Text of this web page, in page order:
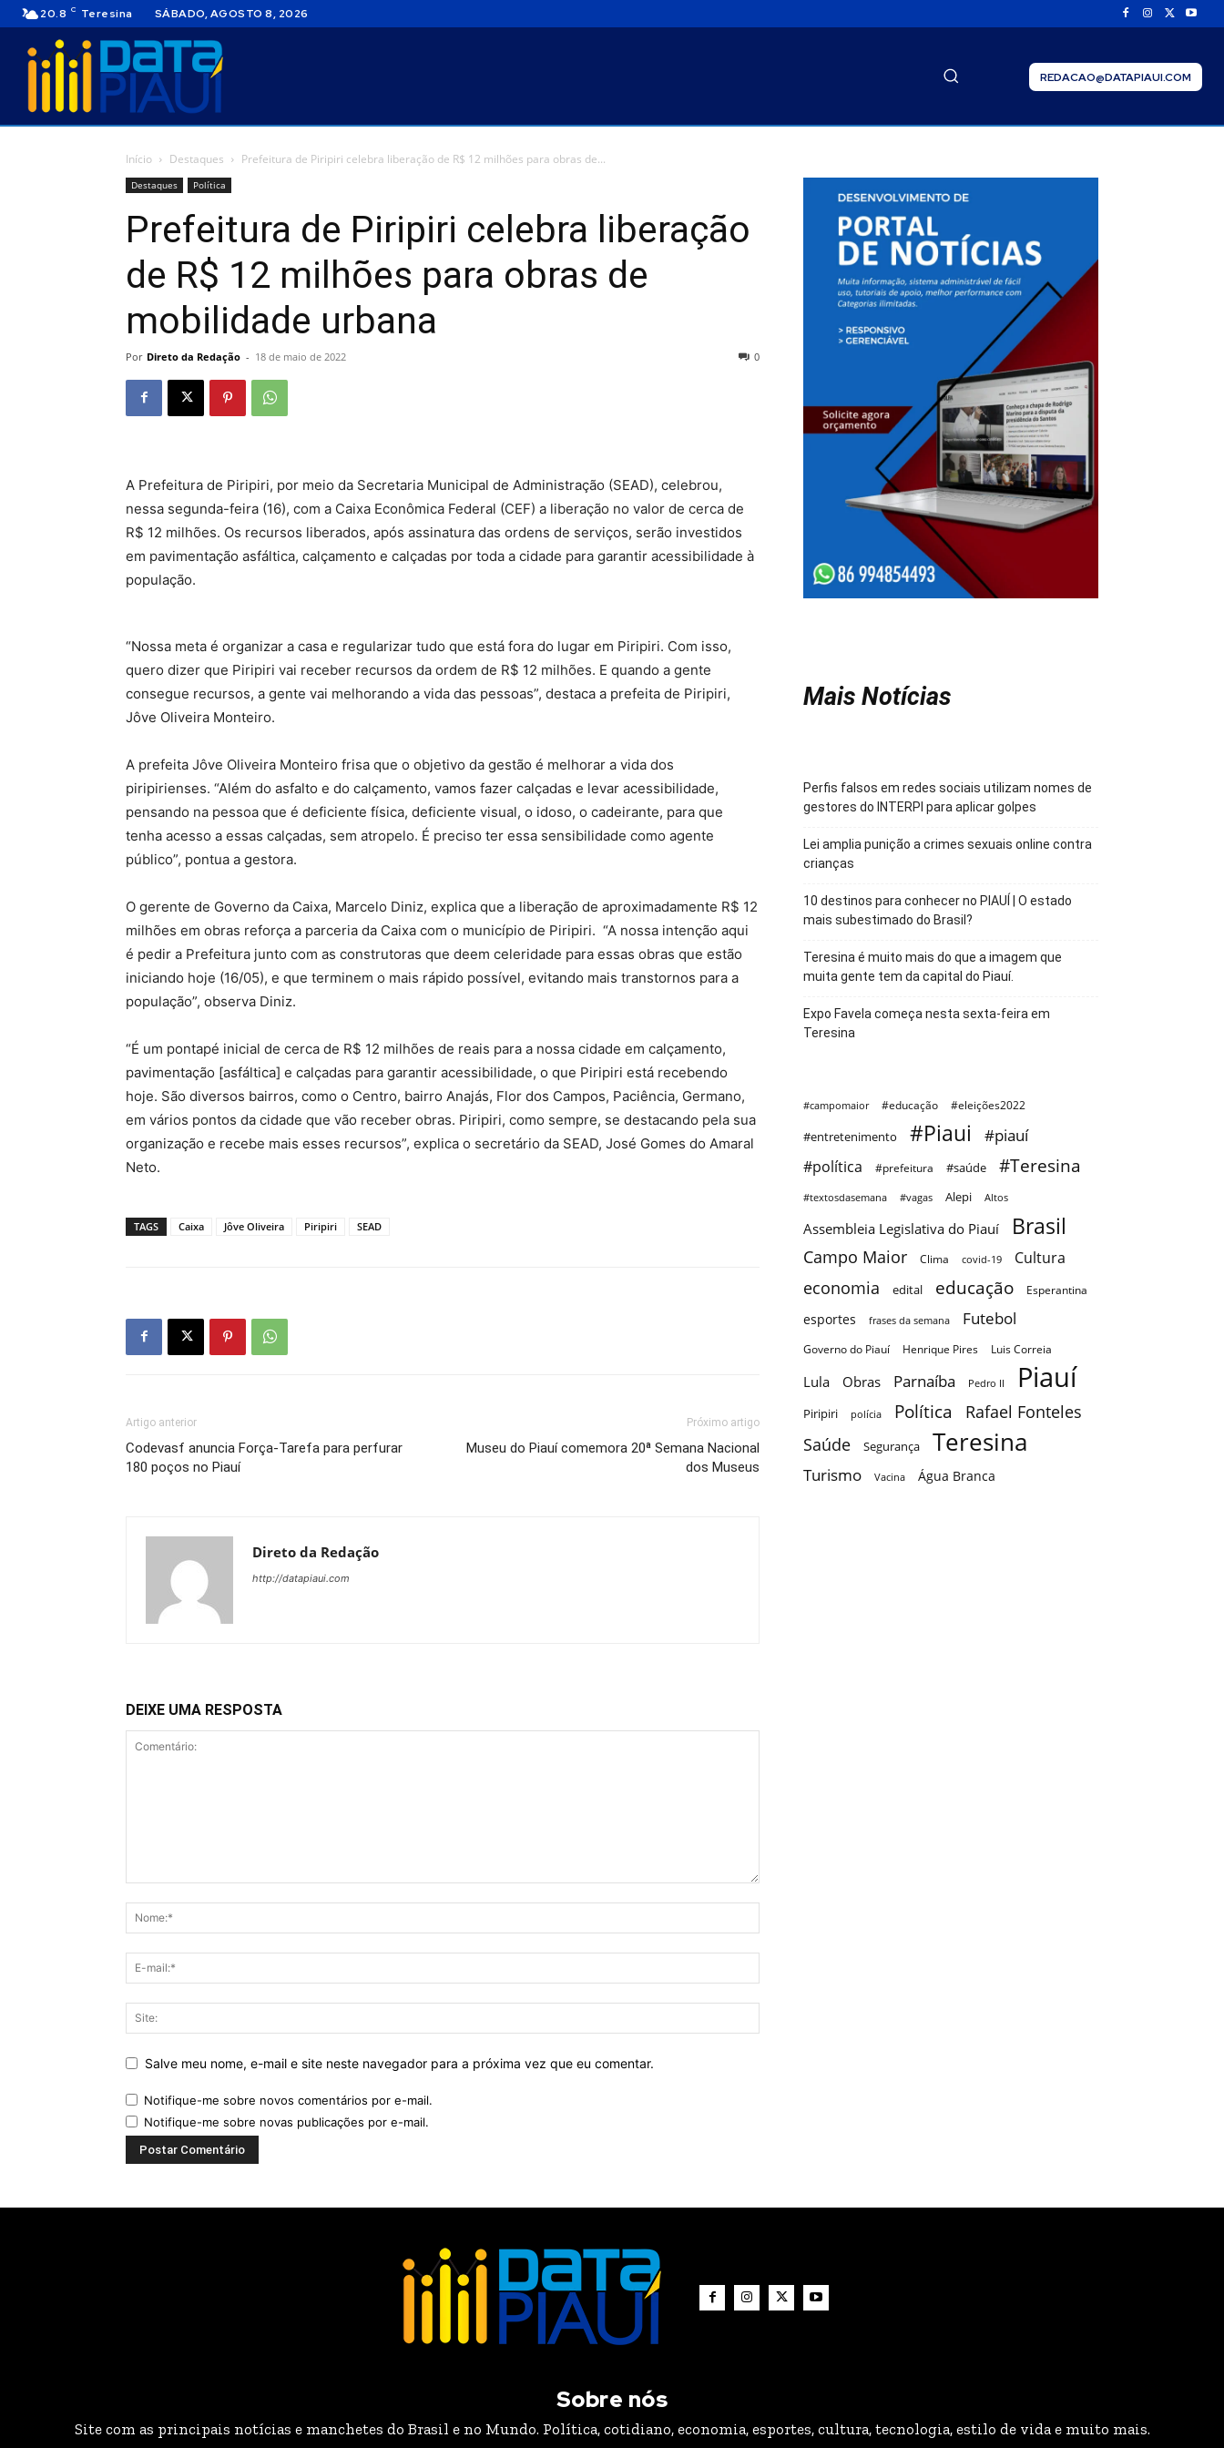
20.8 C Teresina SÁBADO, AGOSTO 8, 2026
REDACAO@DATAPIAUI.COM
Início Destaques Prefeitura de Piripiri celebra liberação de R$ 12 milhões para obras de...
Destaques Política
Prefeitura de Piripiri celebra liberação
de R$ 12 milhões para obras de
mobilidade urbana
Por Direto da Redação - 18 de maio de 2022 0
A Prefeitura de Piripiri, por meio da Secretaria Municipal de Administração (SEAD), celebrou,
nessa segunda-feira (16), com a Caixa Econômica Federal (CEF) a liberação no valor de cerca de
R$ 12 milhões. Os recursos liberados, após assinatura das ordens de serviços, serão investidos
em pavimentação asfáltica, calçamento e calçadas por toda a cidade para garantir acessibilidade à
população.
“Nossa meta é organizar a casa e regularizar tudo que está fora do lugar em Piripiri. Com isso,
quero dizer que Piripiri vai receber recursos da ordem de R$ 12 milhões. E quando a gente
consegue recursos, a gente vai melhorando a vida das pessoas”, destaca a prefeita de Piripiri,
Jôve Oliveira Monteiro.
A prefeita Jôve Oliveira Monteiro frisa que o objetivo da gestão é melhorar a vida dos
piripirienses. “Além do asfalto e do calçamento, vamos fazer calçadas e levar acessibilidade,
pensando na pessoa que é deficiente física, deficiente visual, o idoso, o cadeirante, para que
tenha acesso a essas calçadas, sem atropelo. É preciso ter essa sensibilidade como agente
público”, pontua a gestora.
O gerente de Governo da Caixa, Marcelo Diniz, explica que a liberação de aproximadamente R$ 12
milhões em obras reforça a parceria da Caixa com o município de Piripiri. “A nossa intenção aqui
é pedir a Prefeitura junto com as construtoras que deem celeridade para essas obras que estão
iniciando hoje (16/05), e que terminem o mais rápido possível, evitando mais transtornos para a
população”, observa Diniz.
“É um pontapé inicial de cerca de R$ 12 milhões de reais para a nossa cidade em calçamento,
pavimentação [asfáltica] e calçadas para garantir acessibilidade, o que Piripiri está recebendo
hoje. São diversos bairros, como o Centro, bairro Anajás, Flor dos Campos, Paciência, Germano,
em vários pontos da cidade que vão receber obras. Piripiri, como sempre, se destacando pela sua
organização e recebe mais esses recursos”, explica o secretário da SEAD, José Gomes do Amaral
Neto.
TAGS Caixa Jôve Oliveira Piripiri SEAD
Artigo anterior
Codevasf anuncia Força-Tarefa para perfurar
180 poços no Piauí
Próximo artigo
Museu do Piauí comemora 20ª Semana Nacional
dos Museus
Direto da Redação
http://datapiaui.com
DEIXE UMA RESPOSTA
Salve meu nome, e-mail e site neste navegador para a próxima vez que eu comentar.
Notifique-me sobre novos comentários por e-mail.
Notifique-me sobre novas publicações por e-mail.
Mais Notícias
Perfis falsos em redes sociais utilizam nomes de
gestores do INTERPI para aplicar golpes
Lei amplia punição a crimes sexuais online contra
crianças
10 destinos para conhecer no PIAUÍ | O estado
mais subestimado do Brasil?
Teresina é muito mais do que a imagem que
muita gente tem da capital do Piauí.
Expo Favela começa nesta sexta-feira em
Teresina
#campomaior #educação #eleições2022
#entretenimento #Piaui #piauí
#política #prefeitura #saúde #Teresina
#textosdasemana #vagas Alepi Altos
Assembleia Legislativa do Piauí Brasil
Campo Maior Clima covid-19 Cultura
economia edital educação Esperantina
esportes frases da semana Futebol
Governo do Piauí Henrique Pires Luis Correia
Lula Obras Parnaíba Pedro II Piauí
Piripiri polícia Política Rafael Fonteles
Saúde Segurança Teresina
Turismo Vacina Água Branca
Sobre nós
Site com as principais notícias e manchetes do Brasil e no Mundo. Política, cotidiano, economia, esportes, cultura, tecnologia, estilo de vida e muito mais.